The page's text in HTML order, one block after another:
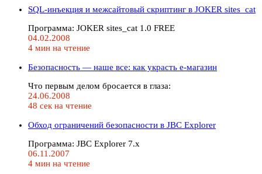
SQL-инъекция и межсайтовый скриптинг в JOKER sites_cat
Программа: JOKER sites_cat 1.0 FREE
04.02.2008
4 мин на чтение
Безопасность — наше все: как украсть е-магазин
Что первым делом бросается в глаза:
24.06.2008
48 сек на чтение
Обход ограничений безопасности в JBC Explorer
Программа: JBC Explorer 7.x
06.11.2007
4 мин на чтение